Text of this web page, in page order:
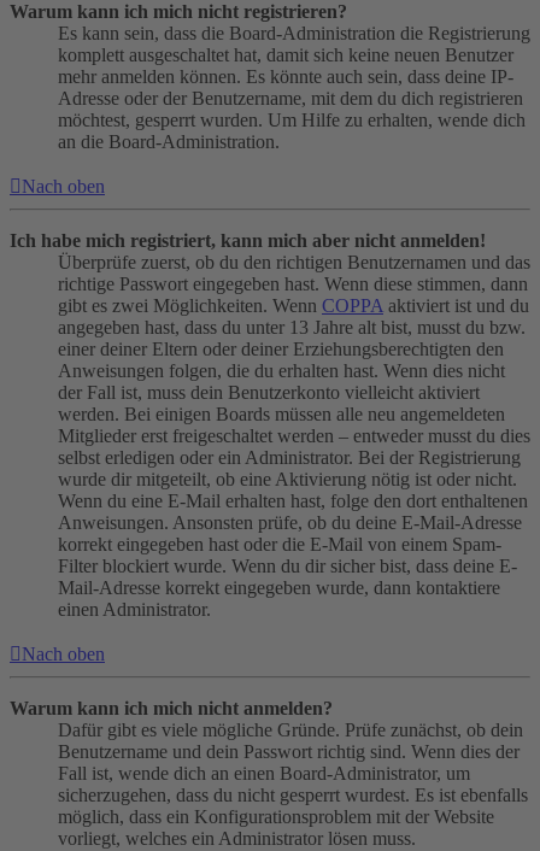
Warum kann ich mich nicht registrieren?
Es kann sein, dass die Board-Administration die Registrierung
komplett ausgeschaltet hat, damit sich keine neuen Benutzer
mehr anmelden können. Es könnte auch sein, dass deine IP-
Adresse oder der Benutzername, mit dem du dich registrieren
möchtest, gesperrt wurden. Um Hilfe zu erhalten, wende dich
an die Board-Administration.
Nach oben
Ich habe mich registriert, kann mich aber nicht anmelden!
Überprüfe zuerst, ob du den richtigen Benutzernamen und das
richtige Passwort eingegeben hast. Wenn diese stimmen, dann
gibt es zwei Möglichkeiten. Wenn COPPA aktiviert ist und du
angegeben hast, dass du unter 13 Jahre alt bist, musst du bzw.
einer deiner Eltern oder deiner Erziehungsberechtigten den
Anweisungen folgen, die du erhalten hast. Wenn dies nicht
der Fall ist, muss dein Benutzerkonto vielleicht aktiviert
werden. Bei einigen Boards müssen alle neu angemeldeten
Mitglieder erst freigeschaltet werden – entweder musst du dies
selbst erledigen oder ein Administrator. Bei der Registrierung
wurde dir mitgeteilt, ob eine Aktivierung nötig ist oder nicht.
Wenn du eine E-Mail erhalten hast, folge den dort enthaltenen
Anweisungen. Ansonsten prüfe, ob du deine E-Mail-Adresse
korrekt eingegeben hast oder die E-Mail von einem Spam-
Filter blockiert wurde. Wenn du dir sicher bist, dass deine E-
Mail-Adresse korrekt eingegeben wurde, dann kontaktiere
einen Administrator.
Nach oben
Warum kann ich mich nicht anmelden?
Dafür gibt es viele mögliche Gründe. Prüfe zunächst, ob dein
Benutzername und dein Passwort richtig sind. Wenn dies der
Fall ist, wende dich an einen Board-Administrator, um
sicherzugehen, dass du nicht gesperrt wurdest. Es ist ebenfalls
möglich, dass ein Konfigurationsproblem mit der Website
vorliegt, welches ein Administrator lösen muss.